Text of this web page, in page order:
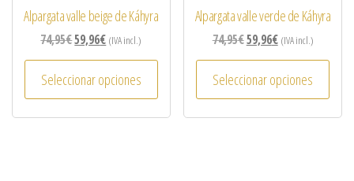
Alpargata valle beige de Káhyra
74,95€59,96€ (IVA incl.)
Seleccionar opciones
Alpargata valle verde de Káhyra
74,95€59,96€ (IVA incl.)
Seleccionar opciones